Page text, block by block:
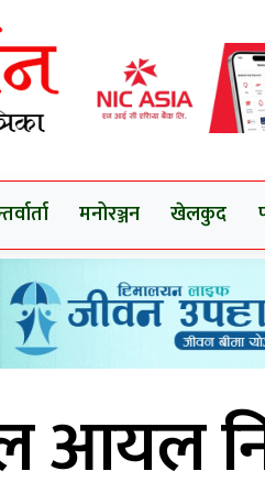
मनोरञ्जन खेलकुद
आयल